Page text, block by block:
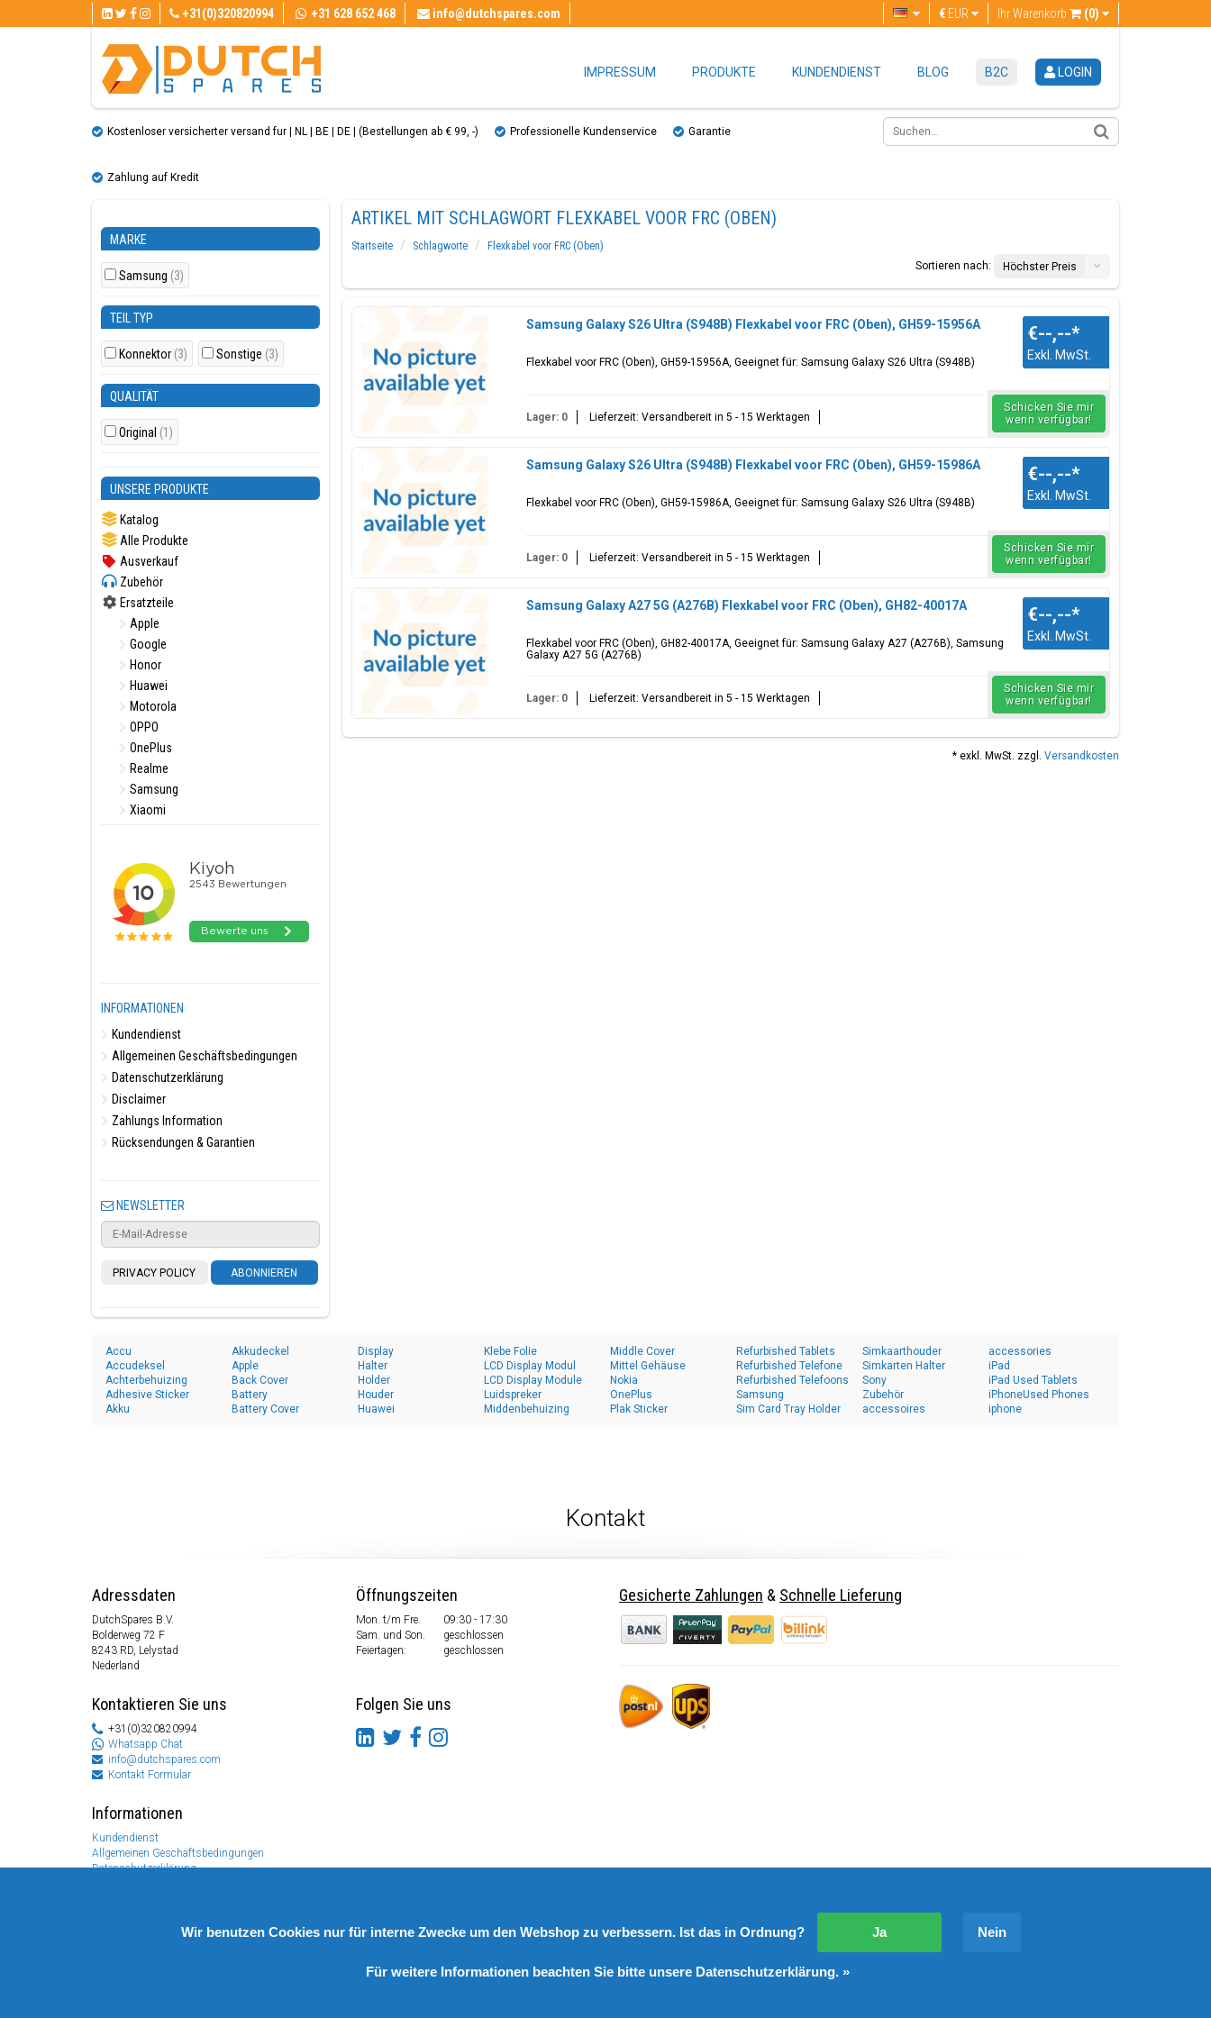
+31(0)320820994 +31 628 652 468 info@dutchspares.com Ihr Warenkorb (0)
€ EUR
IMPRESSUM PRODUKTE KUNDENDIENST BLOG B2C LOGIN
Kostenloser versicherter versand fur | NL | BE | DE | (Bestellungen ab € 99, ​​-) Professionelle Kundenservice Garantie
Zahlung auf Kredit
MARKE
Samsung (3)
TEIL TYP
Konnektor (3) Sonstige (3)
QUALITÄT
Original (1)
UNSERE PRODUKTE
Katalog
Alle Produkte
Ausverkauf
Zubehör
Ersatzteile
Apple
Google
Honor
Huawei
Motorola
OPPO
OnePlus
Realme
Samsung
Xiaomi
INFORMATIONEN
Kundendienst
Allgemeinen Geschäftsbedingungen
Datenschutzerklärung
Disclaimer
Zahlungs Information
Rücksendungen & Garantien
NEWSLETTER
PRIVACY POLICY ABONNIEREN
ARTIKEL MIT SCHLAGWORT FLEXKABEL VOOR FRC (OBEN)
Startseite Schlagworte
Flexkabel voor FRC (Oben)
Sortieren nach:
Höchster Preis
Samsung Galaxy S26 Ultra (S948B) Flexkabel voor FRC (Oben), GH59-15956A
Flexkabel voor FRC (Oben), GH59-15956A, Geeignet für: Samsung Galaxy S26 Ultra (S948B)
€--,--*
Exkl. MwSt.
Lager: 0 Lieferzeit: Versandbereit in 5 - 15 Werktagen
Schicken Sie mir
wenn verfügbar!
Samsung Galaxy S26 Ultra (S948B) Flexkabel voor FRC (Oben), GH59-15986A
Flexkabel voor FRC (Oben), GH59-15986A, Geeignet für: Samsung Galaxy S26 Ultra (S948B)
€--,--*
Exkl. MwSt.
Lager: 0 Lieferzeit: Versandbereit in 5 - 15 Werktagen
Schicken Sie mir
wenn verfügbar!
Samsung Galaxy A27 5G (A276B) Flexkabel voor FRC (Oben), GH82-40017A
Flexkabel voor FRC (Oben), GH82-40017A, Geeignet für: Samsung Galaxy A27 (A276B), Samsung
Galaxy A27 5G (A276B)
€--,--*
Exkl. MwSt.
Lager: 0 Lieferzeit: Versandbereit in 5 - 15 Werktagen
Schicken Sie mir
wenn verfügbar!
* exkl. MwSt. zzgl. Versandkosten
Accu
Accudeksel
Achterbehuizing
Adhesive Sticker
Akku
Akkudeckel
Apple
Back Cover
Battery
Battery Cover
Display
Halter
Holder
Houder
Huawei
Klebe Folie
LCD Display Modul
LCD Display Module
Luidspreker
Middenbehuizing
Middle Cover
Mittel Gehäuse
Nokia
OnePlus
Plak Sticker
Refurbished Tablets
Refurbished Telefone
Refurbished Telefoons
Samsung
Sim Card Tray Holder
Simkaarthouder
Simkarten Halter
Sony
Zubehör
accessoires
accessories
iPad
iPad Used Tablets
iPhoneUsed Phones
iphone
Kontakt
Adressdaten
DutchSpares B.V.
Bolderweg 72 F
8243 RD, Lelystad
Nederland
Kontaktieren Sie uns
+31(0)320820994
Whatsapp Chat
info@dutchspares.com
Kontakt Formular
Informationen
Kundendienst
Allgemeinen Geschäftsbedingungen
Datenschutzerklärung
Öffnungszeiten
Mon. t/m Fre.
09:30 - 17:30
Sam. und Son.
geschlossen
Feiertagen:
geschlossen
Folgen Sie uns
Gesicherte Zahlungen & Schnelle Lieferung
© Copyright 2026 DutchSpares B.V. - Design byWebdinge.nl
Wir benutzen Cookies nur für interne Zwecke um den Webshop zu verbessern. Ist das in Ordnung? Ja Nein
Für weitere Informationen beachten Sie bitte unsere Datenschutzerklärung. »